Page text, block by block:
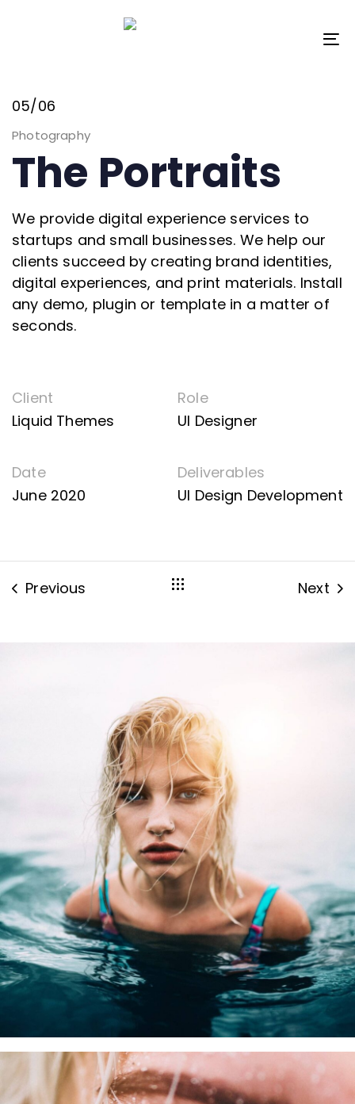
Photography
The Portraits
We provide digital experience services to
startups and small businesses. We help our
clients succeed by creating brand identities,
digital experiences, and print materials. Install
any demo, plugin or template in a matter of
seconds.
Client
Liquid Themes
Role
UI Designer
Date
June 2020
Deliverables
UI Design Development
05/06
Previous Next